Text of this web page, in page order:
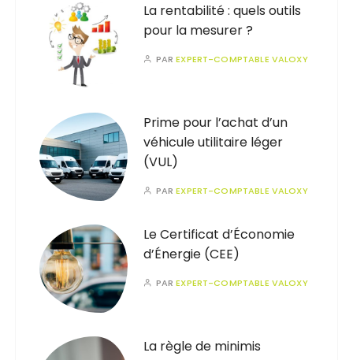
La rentabilité : quels outils
pour la mesurer ?
PAREXPERT-COMPTABLE VALOXY
Prime pour l’achat d’un
véhicule utilitaire léger
(VUL)
PAREXPERT-COMPTABLE VALOXY
Le Certificat d’Économie
d’Énergie (CEE)
PAREXPERT-COMPTABLE VALOXY
La règle de minimis